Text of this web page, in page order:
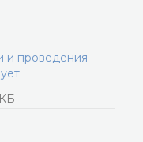
и проведения